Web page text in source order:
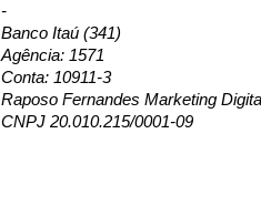
-
Banco Itaú (341)
Agência: 1571
Conta: 10911-3
Raposo Fernandes Marketing
CNPJ 20.010.215/0001-09